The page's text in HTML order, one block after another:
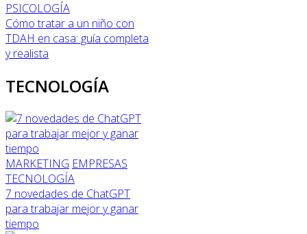
PSICOLOGÍA
Cómo tratar a un niño con
TDAH en casa: guía completa
y realista
TECNOLOGÍA
MARKETING EMPRESAS
TECNOLOGÍA
7 novedades de ChatGPT
para trabajar mejor y ganar
tiempo